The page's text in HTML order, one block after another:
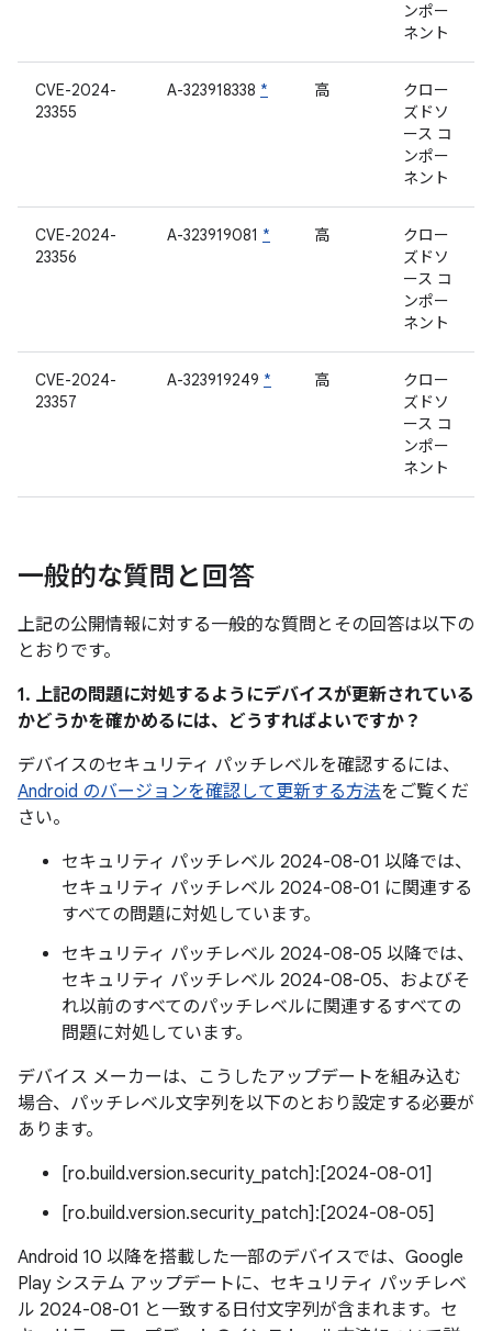
ンポー
ネント
CVE-2024-
23355
A-323918338 * 高
クロー
ズドソ
ース コ
ンポー
ネント
CVE-2024-
23356
A-323919081 * 高
クロー
ズドソ
ース コ
ンポー
ネント
CVE-2024-
23357
A-323919249 * 高
クロー
ズドソ
ース コ
ンポー
ネント
一般的な質問と回答
上記の公開情報に対する一般的な質問とその回答は以下の
とおりです。
1. 上記の問題に対処するようにデバイスが更新されている
かどうかを確かめるには、どうすればよいですか？
デバイスのセキュリティ パッチレベルを確認するには、
Android のバージョンを確認して更新する方法をご覧くだ
さい。
セキュリティ パッチレベル 2024-08-01 以降では、
セキュリティ パッチレベル 2024-08-01 に関連する
すべての問題に対処しています。
セキュリティ パッチレベル 2024-08-05 以降では、
セキュリティ パッチレベル 2024-08-05、およびそ
れ以前のすべてのパッチレベルに関連するすべての
問題に対処しています。
デバイス メーカーは、こうしたアップデートを組み込む
場合、パッチレベル文字列を以下のとおり設定する必要が
あります。
[ro.build.version.security_patch]:[2024-08-01]
[ro.build.version.security_patch]:[2024-08-05]
Android 10 以降を搭載した一部のデバイスでは、Google
Play システム アップデートに、セキュリティ パッチレベ
ル 2024-08-01 と一致する日付文字列が含まれます。セ